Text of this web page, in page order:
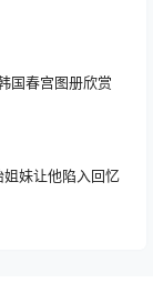
国春宫图册欣赏
妹让他陷入回忆